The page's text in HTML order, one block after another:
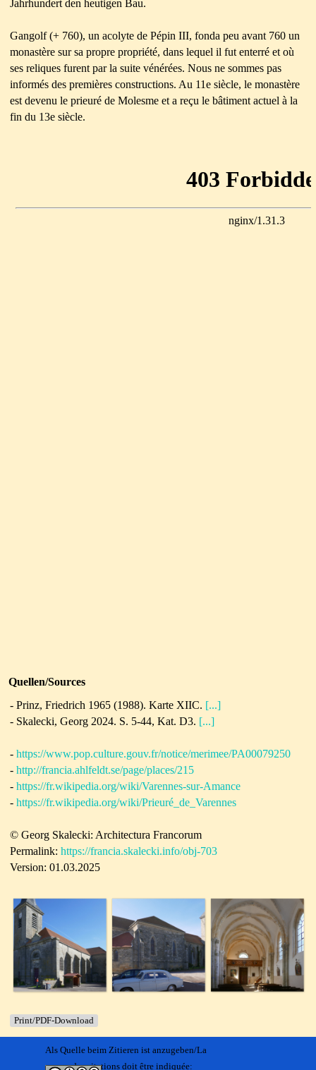
Jahrhundert den heutigen Bau.
Gangolf (+ 760), un acolyte de Pépin III, fonda peu avant 760 un
monastère sur sa propre propriété, dans lequel il fut enterré et où
ses reliques furent par la suite vénérées. Nous ne sommes pas
informés des premières constructions. Au 11e siècle, le monastère
est devenu le prieuré de Molesme et a reçu le bâtiment actuel à la
fin du 13e siècle.
Quellen/Sources
- Prinz, Friedrich 1965 (1988). Karte XIIC. [...]
- Skalecki, Georg 2024. S. 5-44, Kat. D3. [...]
- https://www.pop.culture.gouv.fr/notice/merimee/PA00079250
- http://francia.ahlfeldt.se/page/places/215
- https://fr.wikipedia.org/wiki/Varennes-sur-Amance
- https://fr.wikipedia.org/wiki/Prieuré_de_Varennes
© Georg Skalecki: Architectura Francorum
Permalink: https://francia.skalecki.info/obj-703
Version: 01.03.2025
Print/PDF-Download
Als Quelle beim Zitieren ist anzugeben/La
source des citations doit être indiquée: